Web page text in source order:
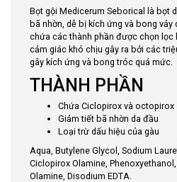
Bọt gội Medicerum Seborical là bọt
bã nhờn, dễ bị kích ứng và bong
chứa các thành phần được chọn lọc
cảm giác khó chịu gây ra bởi các
gây kích ứng và bong tróc quá mức.
THÀNH PHẦN
Chứa Ciclopirox và octopirox
Giảm tiết bã nhờn da đầu
Loại trừ dấu hiệu của gàu
Aqua, Butylene Glycol, Sodium
Ciclopirox Olamine,
Olamine, Disodium EDTA.